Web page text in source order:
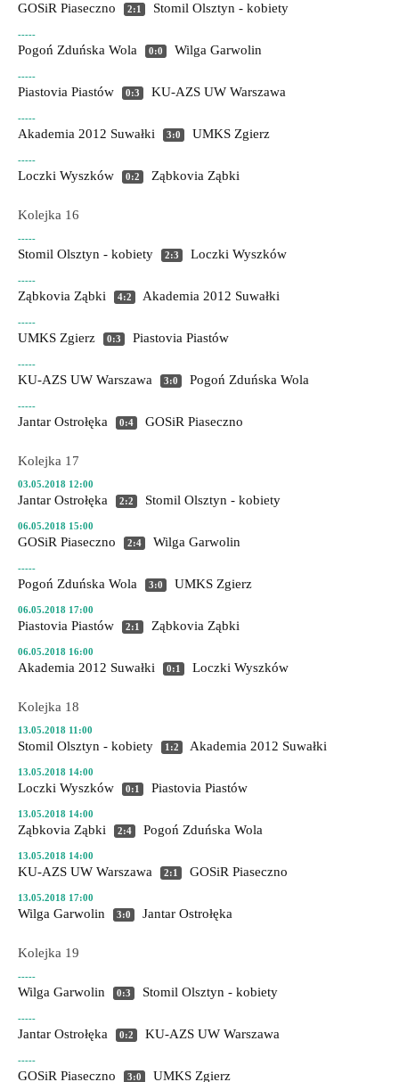
GOSiR Piaseczno 2:1 Stomil Olsztyn - kobiety
-----
Pogoń Zduńska Wola 0:0 Wilga Garwolin
-----
Piastovia Piastów 0:3 KU-AZS UW Warszawa
-----
Akademia 2012 Suwałki 3:0 UMKS Zgierz
-----
Loczki Wyszków 0:2 Ząbkovia Ząbki
Kolejka 16
-----
Stomil Olsztyn - kobiety 2:3 Loczki Wyszków
-----
Ząbkovia Ząbki 4:2 Akademia 2012 Suwałki
-----
UMKS Zgierz 0:3 Piastovia Piastów
-----
KU-AZS UW Warszawa 3:0 Pogoń Zduńska Wola
-----
Jantar Ostrołęka 0:4 GOSiR Piaseczno
Kolejka 17
03.05.2018 12:00
Jantar Ostrołęka 2:2 Stomil Olsztyn - kobiety
06.05.2018 15:00
GOSiR Piaseczno 2:4 Wilga Garwolin
-----
Pogoń Zduńska Wola 3:0 UMKS Zgierz
06.05.2018 17:00
Piastovia Piastów 2:1 Ząbkovia Ząbki
06.05.2018 16:00
Akademia 2012 Suwałki 0:1 Loczki Wyszków
Kolejka 18
13.05.2018 11:00
Stomil Olsztyn - kobiety 1:2 Akademia 2012 Suwałki
13.05.2018 14:00
Loczki Wyszków 0:1 Piastovia Piastów
13.05.2018 14:00
Ząbkovia Ząbki 2:4 Pogoń Zduńska Wola
13.05.2018 14:00
KU-AZS UW Warszawa 2:1 GOSiR Piaseczno
13.05.2018 17:00
Wilga Garwolin 3:0 Jantar Ostrołęka
Kolejka 19
-----
Wilga Garwolin 0:3 Stomil Olsztyn - kobiety
-----
Jantar Ostrołęka 0:2 KU-AZS UW Warszawa
-----
GOSiR Piaseczno 3:0 UMKS Zgierz